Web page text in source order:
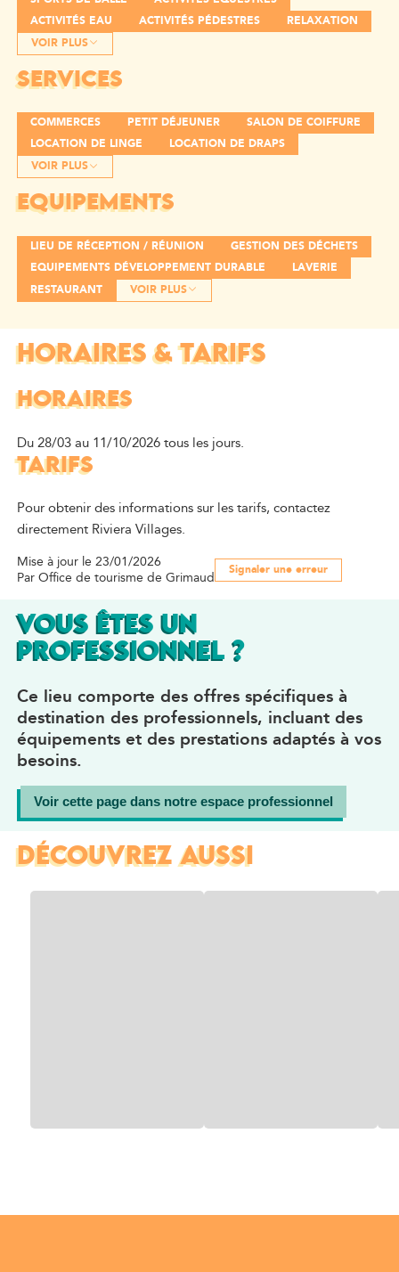
ACTIVITÉS EAU
ACTIVITÉS PÉDESTRES
RELAXATION
VOIR PLUS
SERVICES
COMMERCES PETIT DÉJEUNER
SALON DE COIFFURE
LOCATION DE LINGE
LOCATION DE DRAPS
VOIR PLUS
EQUIPEMENTS
LIEU DE RÉCEPTION / RÉUNION
GESTION DES DÉCHETS
EQUIPEMENTS DÉVELOPPEMENT DURABLE
LAVERIE
RESTAURANT
VOIR PLUS
HORAIRES & TARIFS
HORAIRES
Du 28/03 au 11/10/2026 tous les jours.
TARIFS
Pour obtenir des informations sur les tarifs, contactez
directement Riviera Villages.
Mise à jour le 23/01/2026
Par Office de tourisme de Grimaud
Signaler une erreur
VOUS ÊTES UN
PROFESSIONNEL ?
Ce lieu comporte des offres spécifiques à
destination des professionnels, incluant des
équipements et des prestations adaptés à vos
besoins.
Voir cette page dans notre espace professionnel
DÉCOUVREZ AUSSI